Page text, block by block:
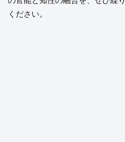
ください。